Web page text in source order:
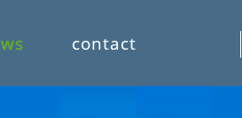
contact